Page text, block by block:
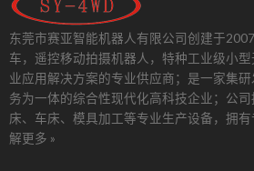
东莞市赛亚智能机器人有限公司创建于
车，遥控移动拍摄机器人，特种工业级小
业应用解决方案的专业供应商；是一家集
务为一体的综合性现代化高科技企业；公
床、车床、模具加工等专业生产设备，拥有
解更多 »